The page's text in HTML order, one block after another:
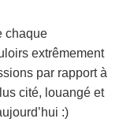
chaque
extrêmement
par rapport à
cité, louangé et
:)